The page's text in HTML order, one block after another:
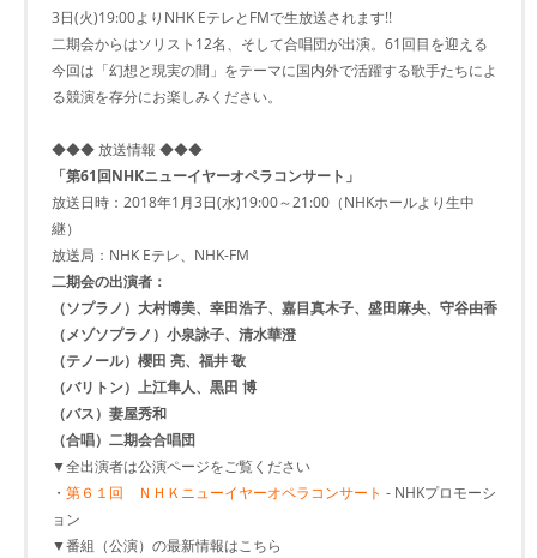
3日(火)19:00よりNHK EテレとFMで生放送されます!!
二期会からはソリスト12名、そして合唱団が出演。61回目を迎える
今回は「幻想と現実の間」をテーマに国内外で活躍する歌手たちによ
る競演を存分にお楽しみください。
◆◆◆ 放送情報 ◆◆◆
「第61回NHKニューイヤーオペラコンサート」
放送日時：2018年1月3日(水)19:00～21:00（NHKホールより生中
継）
放送局：NHK Eテレ、NHK-FM
二期会の出演者：
（ソプラノ）大村博美、幸田浩子、嘉目真木子、盛田麻央、守谷由香
（メゾソプラノ）小泉詠子、清水華澄
（テノール）櫻田 亮、福井 敬
（バリトン）上江隼人、黒田 博
（バス）妻屋秀和
（合唱）二期会合唱団
▼全出演者は公演ページをご覧ください
・ 第６１回 ＮＨＫニューイヤーオペラコンサート - NHKプロモーシ
ョン
▼番組（公演）の最新情報はこちら